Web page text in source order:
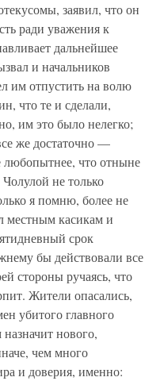
заявил, что он
ради уважения к
дальнейшее
и начальников
им отпустить на волю
что те и сделали,
им это было нелегко;
же достаточно —
любопытнее, что отныне
не только
я помню, более не
местным касикам и
срок
бы действовали все
стороны ручаясь, что
Жители опасались,
убитого главного
назначит нового,
чем много
и доверия, именно: